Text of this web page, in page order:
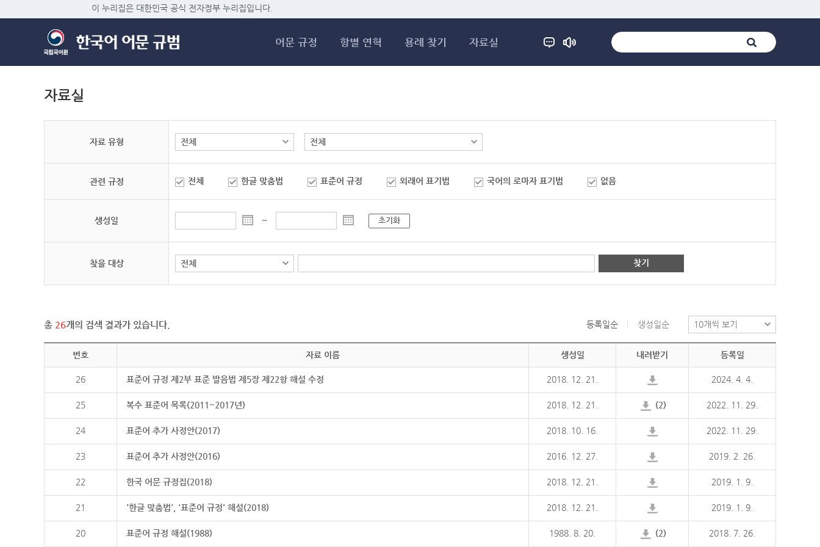
이 누리집은 대한민국 공식 전자정부 누리집입니다.
어문 규정 항별 연혁 용례 찾기 자료실
자료실
자료 유형
관련 규정 전체 한글 맞춤법 표준어 규정 외래어 표기법 국어의 로마자 표기법 없음
생성일 ~ 초기화
찾을 대상 찾기
총 26개의 검색 결과가 있습니다. 등록일순 생성일순
번호 자료 이름 생성일 내려받기 등록일
26 표준어 규정 제2부 표준 발음법 제5장 제22항 해설 수정 2018. 12. 21. 2024. 4. 4.
25 복수 표준어 목록(2011~2017년) 2018. 12. 21. (2) 2022. 11. 29.
24 표준어 추가 사정안(2017) 2018. 10. 16. 2022. 11. 29.
23 표준어 추가 사정안(2016) 2016. 12. 27. 2019. 2. 26.
22 한국 어문 규정집(2018) 2018. 12. 21. 2019. 1. 9.
21 '한글 맞춤법', '표준어 규정' 해설(2018) 2018. 12. 21. 2019. 1. 9.
20 표준어 규정 해설(1988) 1988. 8. 20. (2) 2018. 7. 26.